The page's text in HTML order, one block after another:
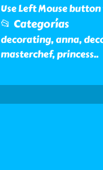
Use Left Mouse
📂 Categorías
decorating, anna,
masterchef, princess..